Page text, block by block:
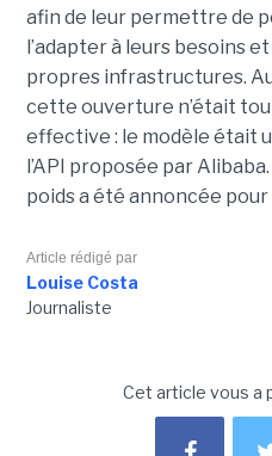
afin de leur permettre de
l’adapter à leurs besoins
propres infrastructures.
cette ouverture n’était
effective : le modèle était
l’API proposée par
poids a été annoncée
Article rédigé par
Louise Costa
Journaliste
Cet article vous a